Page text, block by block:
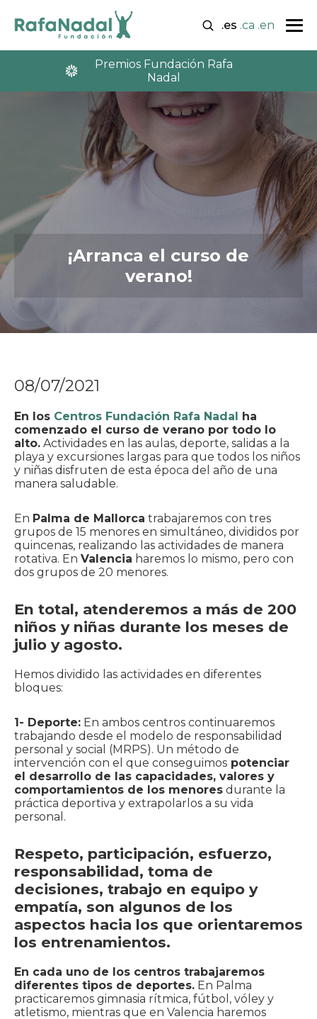
.es .ca .en
Premios Fundación Rafa
Nadal
¡Arranca el curso de
verano!
08/07/2021
En los Centros Fundación Rafa Nadal ha
comenzado el curso de verano por todo lo
alto. Actividades en las aulas, deporte, salidas a la
playa y excursiones largas para que todos los niños
y niñas disfruten de esta época del año de una
manera saludable.
En Palma de Mallorca trabajaremos con tres
grupos de 15 menores en simultáneo, divididos por
quincenas, realizando las actividades de manera
rotativa. En Valencia haremos lo mismo, pero con
dos grupos de 20 menores.
En total, atenderemos a más de 200
niños y niñas durante los meses de
julio y agosto.
Hemos dividido las actividades en diferentes
bloques:
1- Deporte: En ambos centros continuaremos
trabajando desde el modelo de responsabilidad
personal y social (MRPS). Un método de
intervención con el que conseguimos potenciar
el desarrollo de las capacidades, valores y
comportamientos de los menores durante la
práctica deportiva y extrapolarlos a su vida
personal.
Respeto, participación, esfuerzo,
responsabilidad, toma de
decisiones, trabajo en equipo y
empatía, son algunos de los
aspectos hacia los que orientaremos
los entrenamientos.
En cada uno de los centros trabajaremos
diferentes tipos de deportes. En Palma
practicaremos gimnasia rítmica, fútbol, vóley y
atletismo, mientras que en Valencia haremos